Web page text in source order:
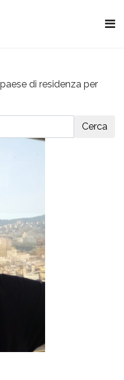
di residenza per
Cerca